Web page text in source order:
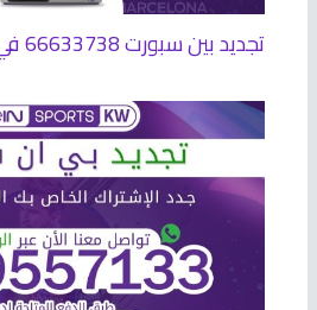
تجديد بين سبورت 66633738 في الكويت